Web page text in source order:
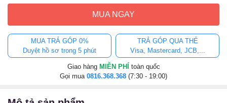
MUA NGAY
MUA TRẢ GÓP 0%
Duyệt hồ sơ trong 5 phút
TRẢ GÓP QUA THẺ
Visa, Mastercard, JCB,...
Giao hàng MIỄN PHÍ toàn quốc
Gọi mua 0816.368.368 (7:30 - 19:00)